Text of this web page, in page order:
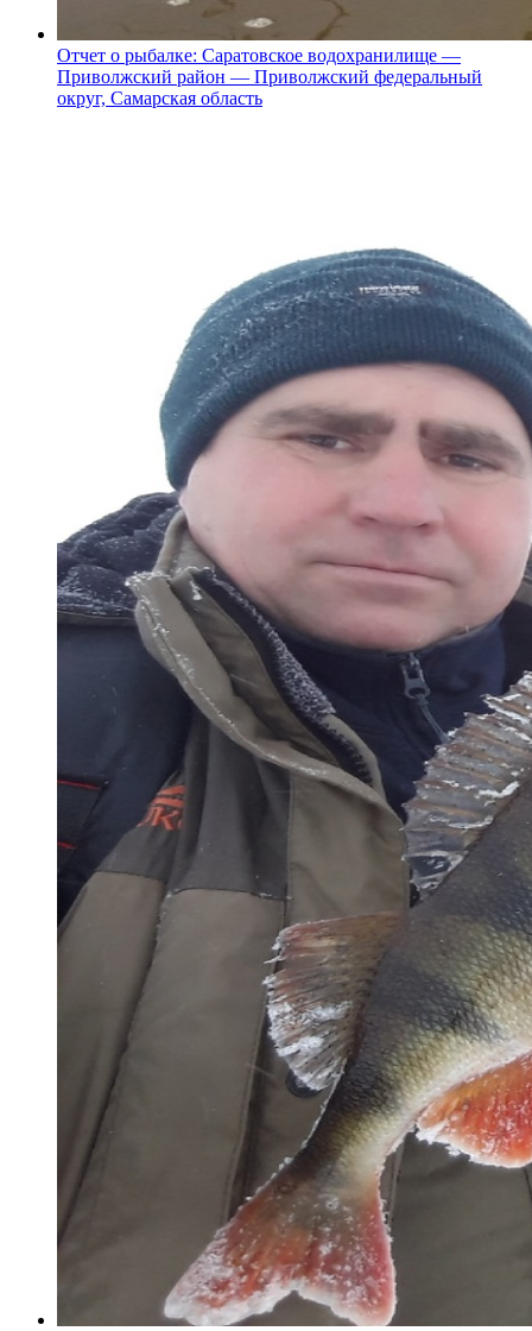
Отчет о рыбалке: Саратовское водохранилище —
Приволжский район — Приволжский федеральный
округ, Самарская область